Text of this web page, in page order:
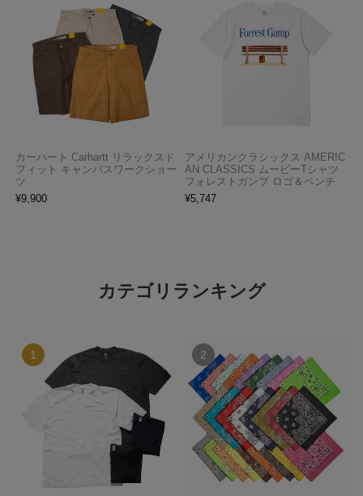
カーハート Carhartt リラックスド
フィット キャンバスワークショー
ツ
¥9,900
アメリカンクラシックス AMERIC
AN CLASSICS ムービーTシャツ
フォレストガンプ ロゴ＆ベンチ
¥5,747
カテゴリランキング